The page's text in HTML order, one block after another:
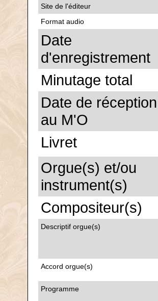
Site de l'éditeur
Format audio
Date
d'enregistrement
Minutage total
Date de réception
au M'O
Livret
Orgue(s) et/ou
instrument(s)
Compositeur(s)
Descriptif orgue(s)
Accord orgue(s)
Programme